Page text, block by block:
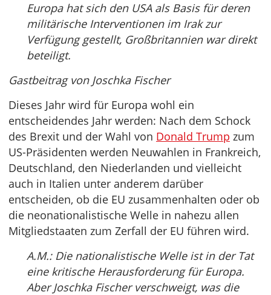
Europa hat sich den USA als Basis für deren
militärische Interventionen im Irak zur
Verfügung gestellt, Großbritannien war direkt
beteiligt.
Gastbeitrag von Joschka Fischer
Dieses Jahr wird für Europa wohl ein
entscheidendes Jahr werden: Nach dem Schock
des Brexit und der Wahl von Donald Trump zum
US-Präsidenten werden Neuwahlen in Frankreich,
Deutschland, den Niederlanden und vielleicht
auch in Italien unter anderem darüber
entscheiden, ob die EU zusammenhalten oder ob
die neonationalistische Welle in nahezu allen
Mitgliedstaaten zum Zerfall der EU führen wird.
A.M.: Die nationalistische Welle ist in der Tat
eine kritische Herausforderung für Europa.
Aber Joschka Fischer verschweigt, was die